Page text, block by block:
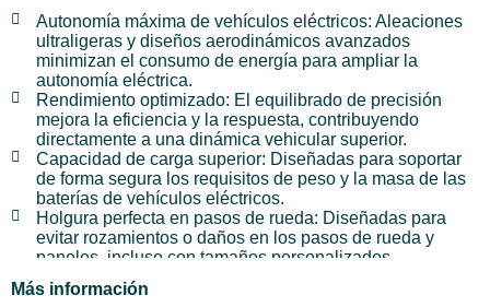
Autonomía máxima de vehículos eléctricos: Aleaciones
ultraligeras y diseños aerodinámicos avanzados
minimizan el consumo de energía para ampliar la
autonomía eléctrica.
Rendimiento optimizado: El equilibrado de precisión
mejora la eficiencia y la respuesta, contribuyendo
directamente a una dinámica vehicular superior.
Capacidad de carga superior: Diseñadas para soportar
de forma segura los requisitos de peso y la masa de las
baterías de vehículos eléctricos.
Holgura perfecta en pasos de rueda: Diseñadas para
evitar rozamientos o daños en los pasos de rueda y
paneles, incluso con tamaños personalizados.
Durabilidad mejorada: Fabricadas para resistir el par y
las exigencias de los vehículos eléctricos en diversas
Más información